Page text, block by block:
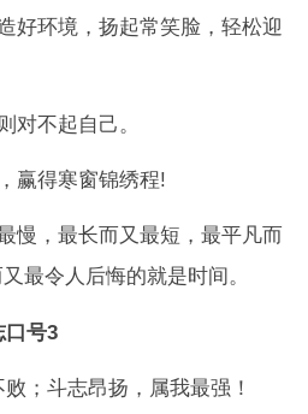
好环境，扬起常笑脸，轻松迎
对不起自己。
赢得寒窗锦绣程!
慢，最长而又最短，最平凡而
最令人后悔的就是时间。
口号3
；斗志昂扬，属我最强！